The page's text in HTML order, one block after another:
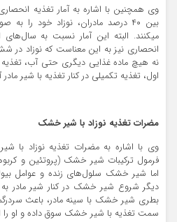
وی همچنین با اشاره به آمار تغذیه
بین ۴۰ درصد مادران، نوزاد خود را
میکنند. البته این آمار نسبت به
انحصاری نیز به این معناست که نوزاد در
نه هیچ ماده غذایی دیگری حتی آب،
اول، تغذیه تکمیلی در کنار تغذیه با شیر
مضرات تغذیه نوزاد با شیر خشک
وی با اشاره به مضرات تغذیه نوزاد
فرمول ترکیبات شیر خشک (پروتئین و
اما شیر خشک سلول‌های زنده و عوامل
دیگر شروع شیر خشک در کنار شیر مادر
بطری شیر خشک با سینه مادر، باعث
سمت تغذیه با شیر خشک سوق داده و او را